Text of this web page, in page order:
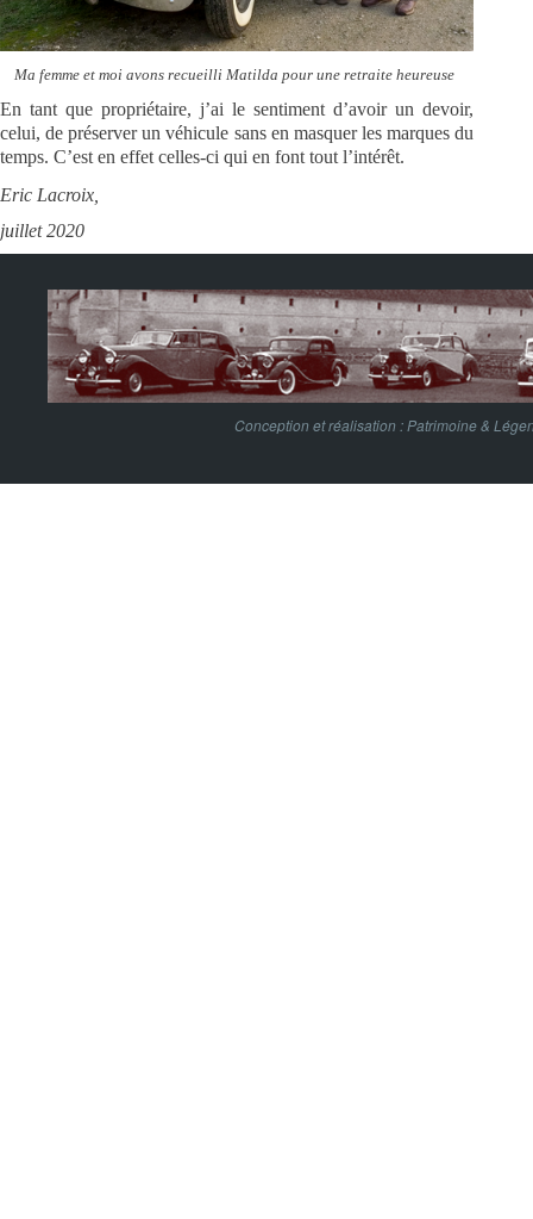
Ma femme et moi avons recueilli Matilda pour une retraite heureuse
En tant que propriétaire, j’ai le sentiment d’avoir un devoir,
celui, de préserver un véhicule sans en masquer les marques du
temps. C’est en effet celles-ci qui en font tout l’intérêt.
Eric Lacroix,
juillet 2020
Conception et réalisation : Patrimoine &